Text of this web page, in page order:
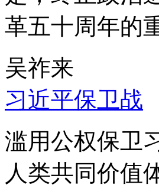
革五十周年的
吴祚来
习近平保卫战
滥用公权保卫
人类共同价值